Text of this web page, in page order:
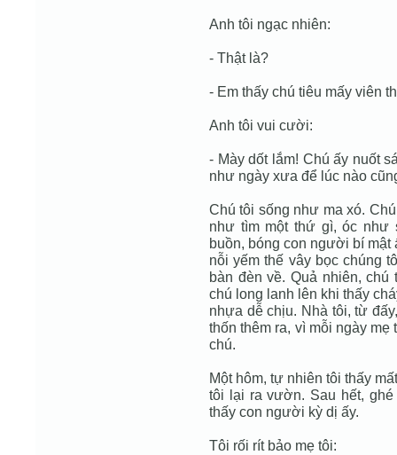
Anh tôi ngạc nhiên:
- Thật là?
- Em thấy chú tiêu mấy viên
Anh tôi vui cười:
- Mày dốt lắm! Chú ấy nuốt
như ngày xưa để lúc nào
Chú tôi sống như ma xó.
như tìm một thứ gì, óc như
buồn, bóng con người bí mật
nỗi yếm thế vây bọc chúng
bàn đèn về. Quả nhiên,
chú long lanh lên khi thấy
nhựa dễ chịu. Nhà tôi, từ
thốn thêm ra, vì mỗi ngày
chú.
Một hôm, tự nhiên tôi thấy
tôi lại ra vườn. Sau hết,
thấy con người kỳ dị ấy.
Tôi rối rít bảo mẹ tôi: